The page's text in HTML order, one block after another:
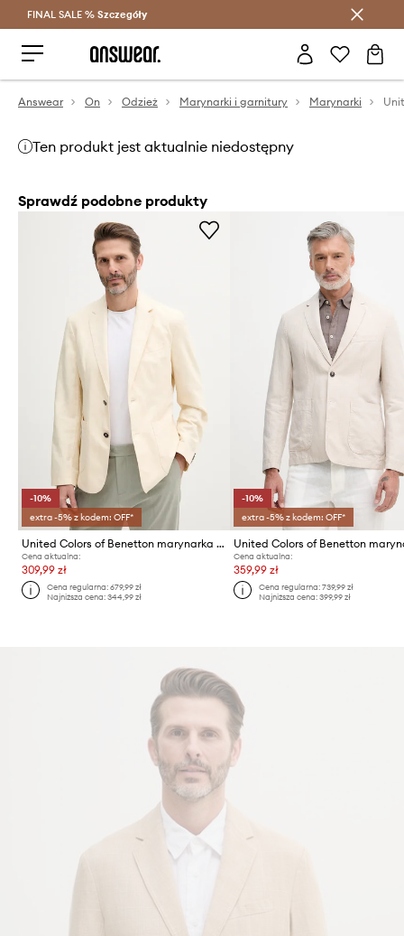
Oszczędzaj z Answear Club >
FINAL SALE % Szczegóły
Answear On Odzież Marynarki i garnitury Marynarki
Ten produkt jest aktualnie niedostępny
Sprawdź podobne produkty
-10%
extra -5% z kodem: OFF*
United Colors of Benetton marynarka jednorzędowa męska z dodatkiem lnu
Cena aktualna:
309,99 zł
Cena regularna:679,99 zł
Najniższa cena:344,99 zł
-10%
extra -5% z kodem: OFF*
Cena aktualna:
359,99 zł
Cena regularna: 739,99 zł
Najniższa cena: 399,99 zł